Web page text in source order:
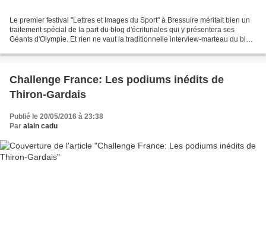
Le premier festival "Lettres et Images du Sport" à Bressuire méritait bien un
traitement spécial de la part du blog d'écrituriales qui y présentera ses
Géants d'Olympie. Et rien ne vaut la traditionnelle interview-marteau du blog
Challenge France: Les podiums inédits de
Thiron-Gardais
Publié le 20/05/2016 à 23:38
Par alain cadu